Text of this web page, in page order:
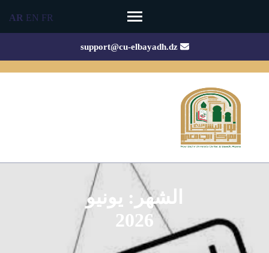
(Press
support@cu-elbayadh.dz
الشهر: يونيو
2026
AR EN FR